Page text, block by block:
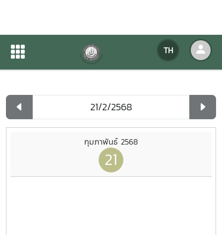
TH
ปฏิทินกิจกรรมของหน่วยงาน
ปฏิทินกิจกรรมของหน่วยงาน
กุมภาพันธ์ 2568
21